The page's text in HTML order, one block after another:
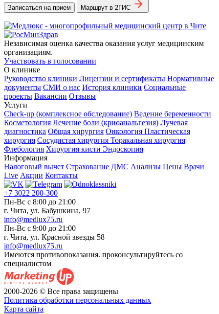
Записаться на прием Маршрут в 2ГИС
Независимая оценка качества оказания услуг медицинским
организациям.
Участвовать в голосовании
О клинике
Руководство клиники Лицензии и сертификаты Нормативные
документы СМИ о нас История клиники Социальные
проекты Вакансии Отзывы
Услуги
Check-up (комплексное обследование) Ведение беременности
Косметология Лечение боли (криоанальгезия) Лучевая
диагностика Общая хирургия Онкология Пластическая
хирургия Сосудистая хирургия Торакальная хирургия
Флебология Хирургия кисти Эндоскопия
Информация
Налоговый вычет Страхование ДМС Анализы Цены Врачи
Live Акции Контакты
+7 3022 200-300
Пн-Вс с 8:00 до 21:00
г. Чита, ул. Бабушкина, 97
info@medlux75.ru
Пн-Вс с 9:00 до 21:00
г. Чита, ул. Красной звезды 58
info@medlux75.ru
Имеются противопоказания. проконсультируйтесь со
специалистом
2000-2026 © Все права защищены
Политика обработки персональных данных
Карта сайта